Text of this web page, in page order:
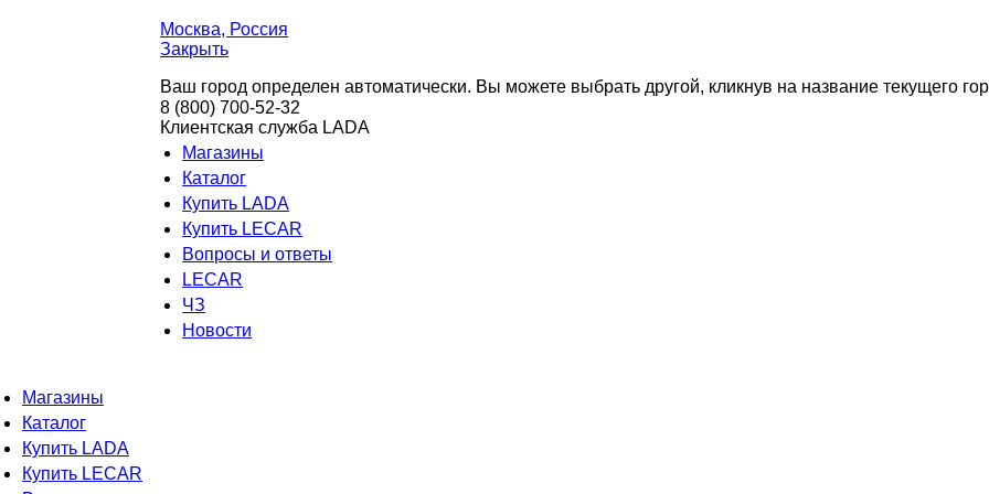
Москва, Россия
Закрыть
Ваш город определен автоматически. Вы можете выбрать другой, кликнув на название текущего
8 (800) 700-52-32
Клиентская служба LADA
Магазины
Каталог
Купить LADA
Купить LECAR
Вопросы и ответы
LECAR
ЧЗ
Новости
Магазины
Каталог
Купить LADA
Купить LECAR